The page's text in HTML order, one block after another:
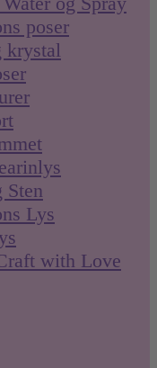
poser
krystal
Sten
Lys
with Love